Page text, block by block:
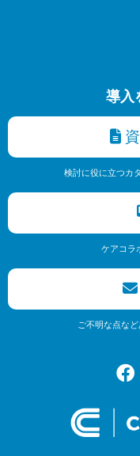
導入
資
検討に役に立つカ
ケアコラ
ご不明な点な